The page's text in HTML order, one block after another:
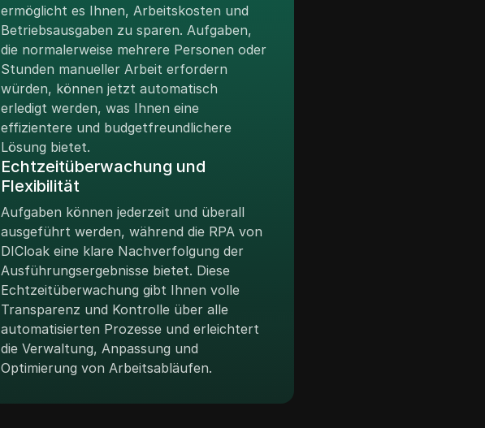
ermöglicht es Ihnen, Arbeitskosten und
Betriebsausgaben zu sparen. Aufgaben,
die normalerweise mehrere Personen oder
Stunden manueller Arbeit erfordern
würden, können jetzt automatisch
erledigt werden, was Ihnen eine
effizientere und budgetfreundlichere
Lösung bietet.
Echtzeitüberwachung und
Flexibilität
Aufgaben können jederzeit und überall
ausgeführt werden, während die RPA von
DICloak eine klare Nachverfolgung der
Ausführungsergebnisse bietet. Diese
Echtzeitüberwachung gibt Ihnen volle
Transparenz und Kontrolle über alle
automatisierten Prozesse und erleichtert
die Verwaltung, Anpassung und
Optimierung von Arbeitsabläufen.